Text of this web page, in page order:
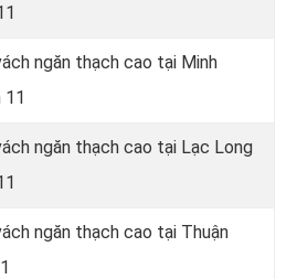
ngăn thạch cao tại Minh
11
ngăn thạch cao tại Lạc Long
ngăn thạch cao tại Thuận